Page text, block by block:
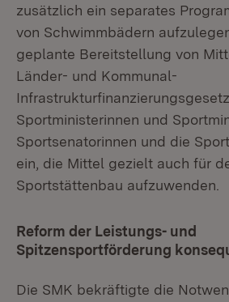
zusätzlich ein separates
von Schwimmbädern
geplante Bereitstellung von
Länder- und Kommunal-
Sportministerinnen und
Sportsenatorinnen und die
ein, die Mittel gezielt auch für
Sportstättenbau aufzuwenden.
Reform der Leistungs- und
Spitzensportförderung
Die SMK bekräftigte die